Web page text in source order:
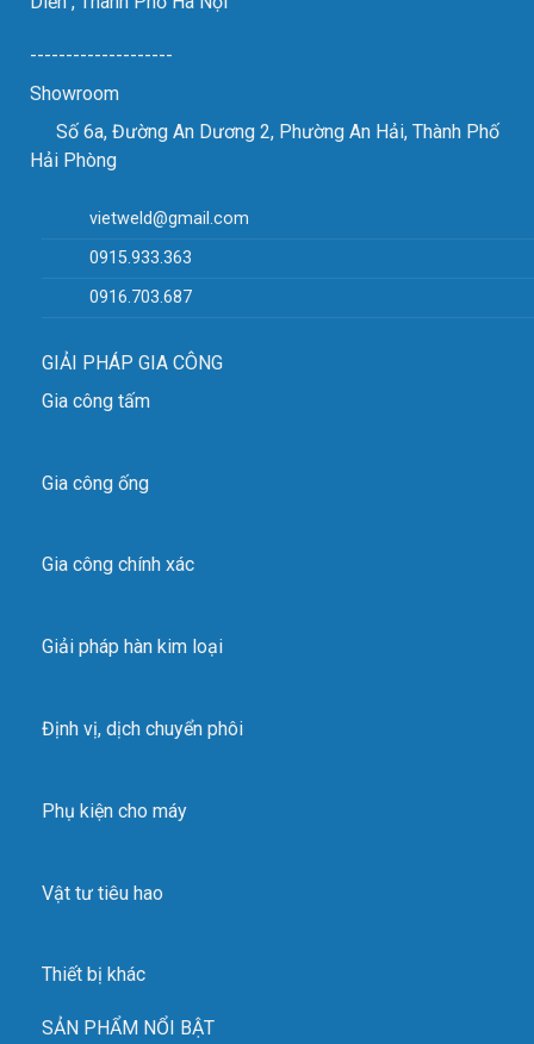
máy nâng hạ hút chân không jvd m-12120
Thông số kỹ thuật:
Trọng lượng nhấc: 1250 kg
Kích thước và số lượng cốc hút: Φ350 x14
Kích thước tấm thép: 1.5mx12m( 6 mm), 2,43m x9 m(
M-6500 3000 kg
VIDEO SẢN PHẨM
--------------------
Showroom
Số 6a, Đường An Dương 2, Phường An Hải, Thành Phố
Hải Phòng
vietweld@gmail.com
0915.933.363
0916.703.687
GIẢI PHÁP GIA CÔNG
Gia công tấm
Gia công ống
Gia công chính xác
Giải pháp hàn kim loại
Định vị, dịch chuyển phôi
Phụ kiện cho máy
Vật tư tiêu hao
Thiết bị khác
SẢN PHẨM NỔI BẬT